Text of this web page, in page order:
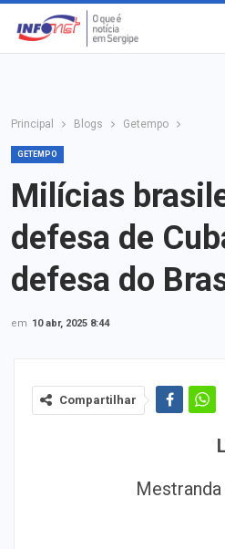
Principal Blogs Getempo
GETEMPO
Milícias
defesa de
defesa do
em 10 abr, 2025 8:44
Compartilhar